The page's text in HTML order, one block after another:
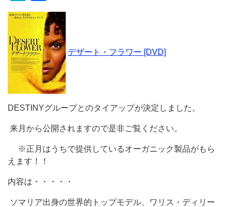
有
デザート・フラワー [DVD]
DESTINYグループとのタイアップが決定しました。
来月から公開されますので是非ご覧ください。
※正月はうちで提供しているオーガニック製品がもら
えます！！
内容は・・・・・
ソマリア出身の世界的トップモデル、ワリス・ディリー